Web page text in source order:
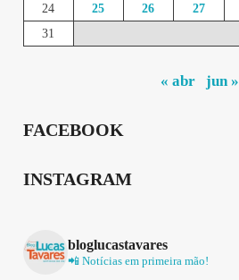
24
25 26 27
31
« abr jun »
FACEBOOK
INSTAGRAM
bloglucastavares
📲 Notícias em primeira mão!